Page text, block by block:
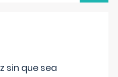
sin que sea